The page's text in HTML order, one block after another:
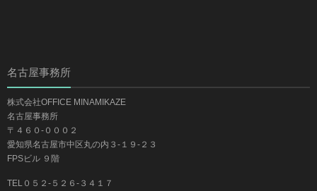
名古屋事務所
株式会社OFFICE MINAMIKAZE
名古屋事務所
〒４６０-０００２
愛知県名古屋市中区丸の内３-１９-２３
FPSビル ９階
TEL０５２-５２６-３４１７